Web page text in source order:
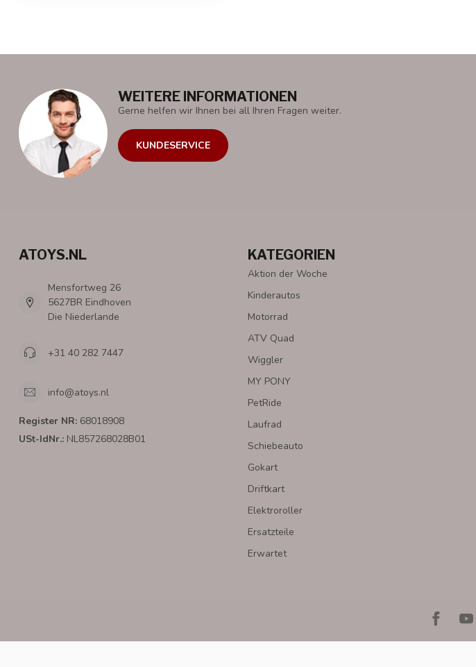
WEITERE INFORMATIONEN
Gerne helfen wir Ihnen bei all Ihren Fragen weiter.
KUNDESERVICE
ATOYS.NL
Mensfortweg 26
5627BR Eindhoven
Die Niederlande
+31 40 282 7447
info@atoys.nl
Register NR: 68018908
USt-IdNr.: NL857268028B01
KATEGORIEN
Aktion der Woche
Kinderautos
Motorrad
ATV Quad
Wiggler
MY PONY
PetRide
Laufrad
Schiebeauto
Gokart
Driftkart
Elektroroller
Ersatzteile
Erwartet